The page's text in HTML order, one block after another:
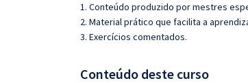
1. Conteúdo produzido por mestres
2. Material prático que facilita a
3. Exercícios comentados.
Conteúdo deste curso